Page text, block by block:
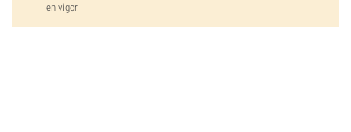
en vigor.